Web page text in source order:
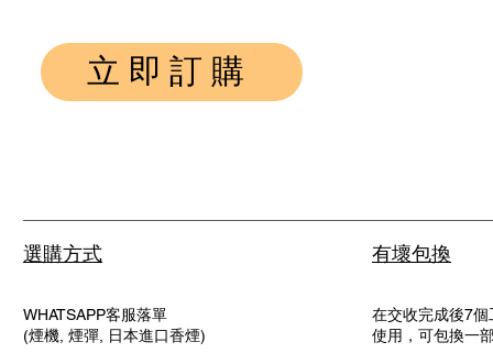
立即訂購
選購方式
WHATSAPP客服落單
(煙機, 煙彈, 日本進口香煙)
有壞包換
在交收完成後7
使用，可包換一